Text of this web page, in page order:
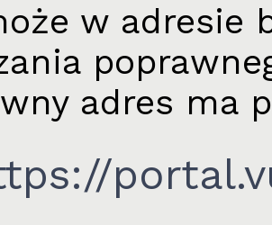
w adresie
adres ma